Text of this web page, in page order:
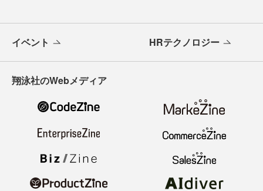
イベント HRテクノロジー
翔泳社のWebメディア